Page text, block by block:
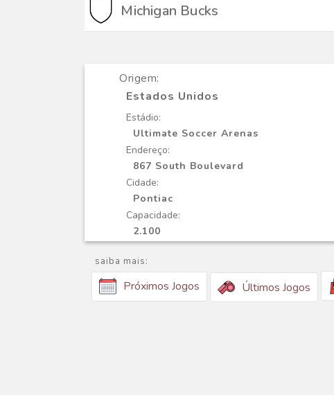
Michigan Bucks
Origem:
Estados Unidos
Estádio:
Ultimate Soccer Arenas
Endereço:
867 South Boulevard
Cidade:
Pontiac
Capacidade:
2.100
saiba mais:
Próximos Jogos Últimos Jogos